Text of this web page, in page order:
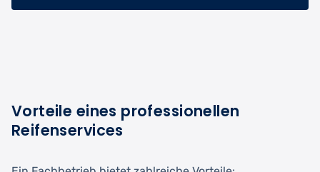
Vorteile eines professionellen
Reifenservices